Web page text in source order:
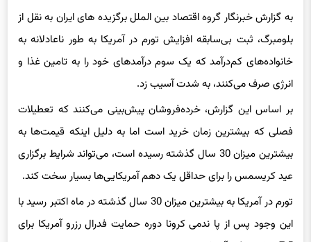
بلومبرگ، ثبت بی‌سابقه افزایش تورم در آمریکا به طور ناعادلانه به
خانواده‌های کم‌درآمد که یک سوم درآمدهای خود را به تامین غذا و
انرژی صرف می‌کنند، به شدت آسیب زد.
بر اساس این گزارش، خرده‌فروشان پیش‌بینی می‌کنند که تعطیلات
فصلی که بیشترین زمان خرید است اما به دلیل اینکه قیمت‌ها به
بیشترین میزان 30 سال گذشته رسیده است،‌ می‌تواند شرایط برگزاری
عید کریسمس را برای حداقل یک دهم آمریکایی‌ها بسیار سخت کند.
تورم در آمریکا به بیشترین میزان 30 سال گذشته در ماه اکتبر رسید با
این وجود پس از پا ندمیکرونادوره حمایت فدرال رزرو آمریکا برای
7.5 میلیون فرد آمریکایی نیز سپری شده و شرایط برای مردم سخت